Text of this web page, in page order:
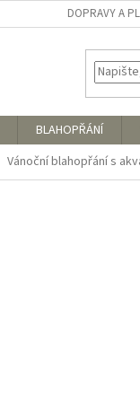
DOPRAVY A
BLAHOPŘÁNÍ
Vánoční blahopřání s